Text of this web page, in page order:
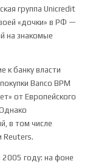
группа Unicredit
«дочки» в РФ —
на знакомые
к банку власти
Banco BPM
от Европейского
в том числе
Reuters.
2005 году: на фоне